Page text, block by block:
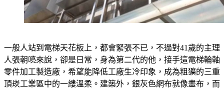
一般人站到電梯天花板上，都會緊張不已，不過對41歲的主理
人張朝喨來說，卻是日常，身為第二代的他，接手這電梯輪軸
零件加工製造廠，希望能降低工廠生冷印象，成為粗獷的三重